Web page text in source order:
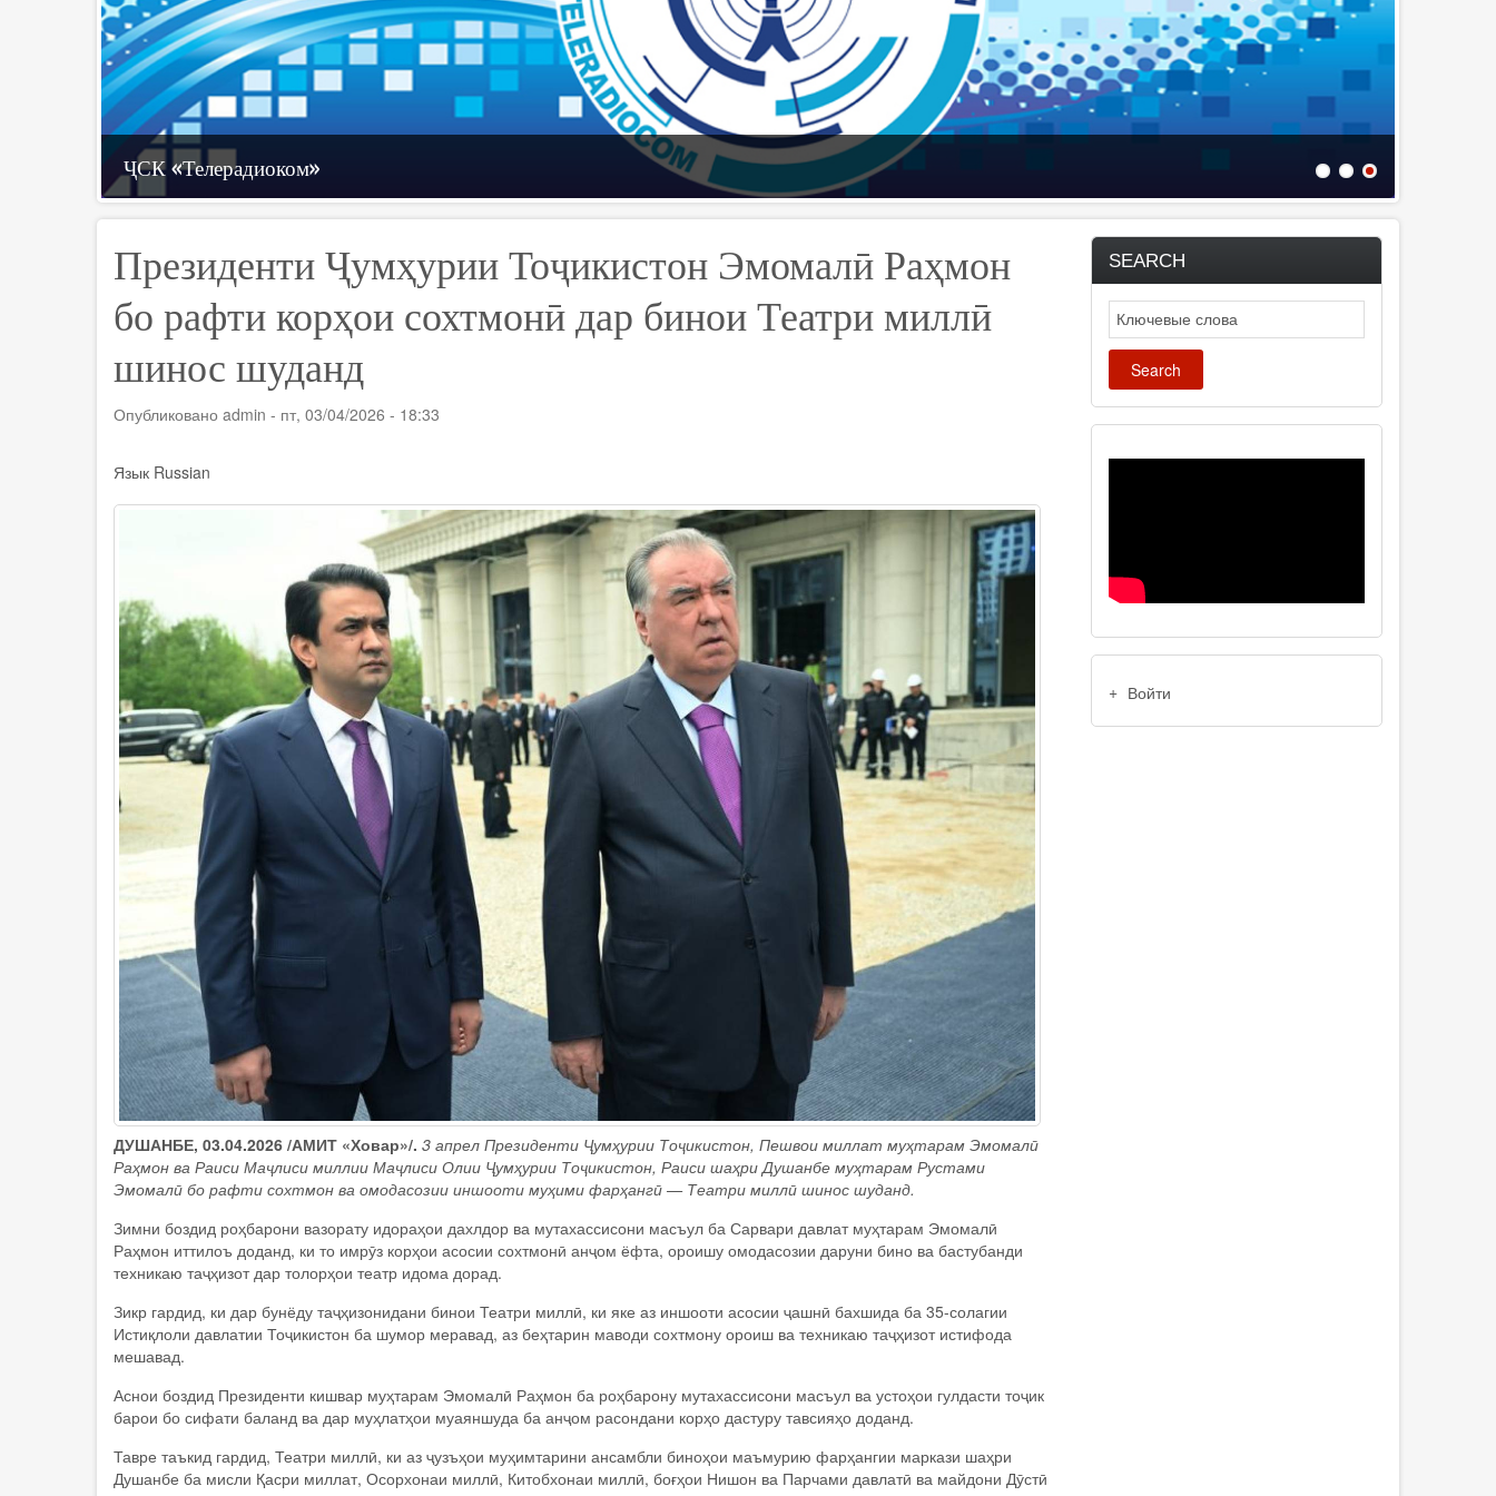
Телевизиони рақамӣ
Технологияҳои иттилоотӣ
ҶСК «Телерадиоком»
Президенти Ҷумҳурии Тоҷикистон Эмомалӣ Раҳмон
бо рафти корҳои сохтмонӣ дар бинои Театри миллӣ
шинос шуданд
Опубликовано admin - пт, 03/04/2026 - 18:33
Язык Russian
ДУШАНБЕ, 03.04.2026 /АМИТ «Ховар»/. 3 апрел Президенти Ҷумҳурии Тоҷикистон, Пешвои миллат муҳтарам Эмомалӣ
Раҳмон ва Раиси Маҷлиси миллии Маҷлиси Олии Ҷумҳурии Тоҷикистон, Раиси шаҳри Душанбе муҳтарам Рустами
Эмомалӣ бо рафти сохтмон ва омодасозии иншооти муҳими фарҳангӣ — Театри миллӣ шинос шуданд.
Зимни боздид роҳбарони вазорату идораҳои дахлдор ва мутахассисони масъул ба Сарвари давлат муҳтарам Эмомалӣ
Раҳмон иттилоъ доданд, ки то имрӯз корҳои асосии сохтмонӣ анҷом ёфта, ороишу омодасозии даруни бино ва бастубанди
техникаю таҷҳизот дар толорҳои театр идома дорад.
Зикр гардид, ки дар бунёду таҷҳизонидани бинои Театри миллӣ, ки яке аз иншооти асосии ҷашнӣ бахшида ба 35-солагии
Истиқлоли давлатии Тоҷикистон ба шумор меравад, аз беҳтарин маводи сохтмону ороиш ва техникаю таҷҳизот истифода
мешавад.
Аснои боздид Президенти кишвар муҳтарам Эмомалӣ Раҳмон ба роҳбарону мутахассисони масъул ва устоҳои гулдасти тоҷик
барои бо сифати баланд ва дар муҳлатҳои муаяншуда ба анҷом расондани корҳо дастуру тавсияҳо доданд.
Тавре таъкид гардид, Театри миллӣ, ки аз ҷузъҳои муҳимтарини ансамбли биноҳои маъмурию фарҳангии маркази шаҳри
Душанбе ба мисли Қасри миллат, Осорхонаи миллӣ, Китобхонаи миллӣ, боғҳои Нишон ва Парчами давлатӣ ва майдони Дӯстӣ
SEARCH
Search
ACCOUNT
MENU
Войти